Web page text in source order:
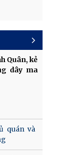
Quân, kẻ
dây ma
quán và